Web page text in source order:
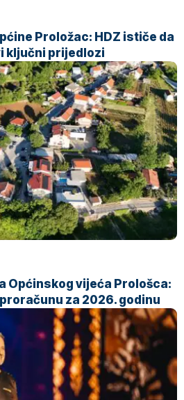
Proložac: HDZ ističe da
ključni prijedlozi
Općinskog vijeća Prološca:
za 2026. godinu